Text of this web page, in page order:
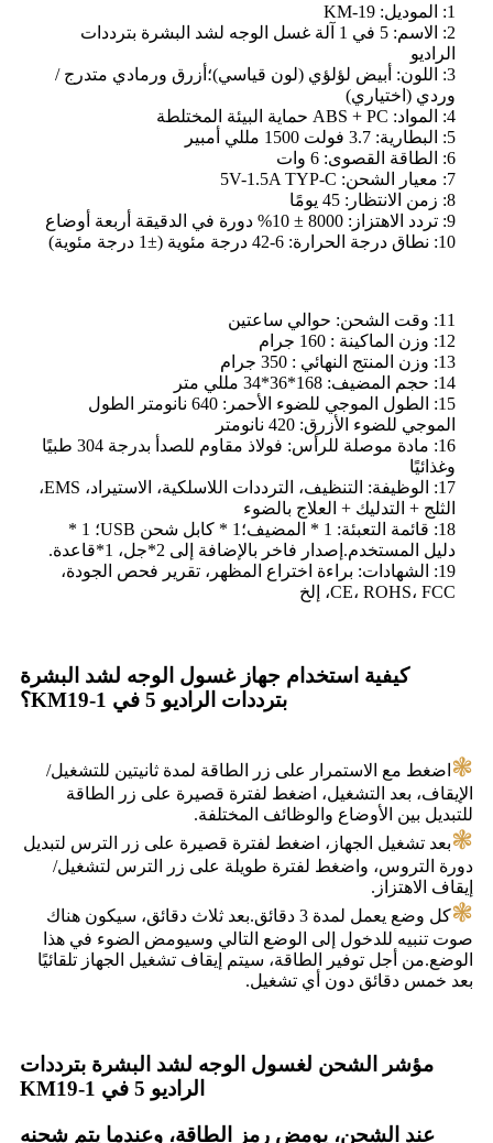
1: الموديل: KM-19
2: الاسم: 5 في 1 آلة غسل الوجه لشد البشرة بترددات
الراديو
3: اللون: أبيض لؤلؤي (لون قياسي)؛أزرق ورمادي متدرج /
وردي (اختياري)
4: المواد: ABS + PC حماية البيئة المختلطة
5: البطارية: 3.7 فولت 1500 مللي أمبير
6: الطاقة القصوى: 6 وات
7: معيار الشحن: 5V-1.5A TYP-C
8: زمن الانتظار: 45 يومًا
9: تردد الاهتزاز: 8000 ± 10% دورة في الدقيقة أربعة أوضاع
10: نطاق درجة الحرارة: 6-42 درجة مئوية (±1 درجة مئوية)
11: وقت الشحن: حوالي ساعتين
12: وزن الماكينة : 160 جرام
13: وزن المنتج النهائي : 350 جرام
14: حجم المضيف: 168*36*34 مللي متر
15: الطول الموجي للضوء الأحمر: 640 نانومتر الطول
الموجي للضوء الأزرق: 420 نانومتر
16: مادة موصلة للرأس: فولاذ مقاوم للصدأ بدرجة 304 طبيًا
وغذائيًا
17: الوظيفة: التنظيف، الترددات اللاسلكية، الاستيراد، EMS،
الثلج + التدليك + العلاج بالضوء
18: قائمة التعبئة: 1 * المضيف؛1 * كابل شحن USB؛ 1 *
دليل المستخدم.إصدار فاخر بالإضافة إلى 2*جل، 1*قاعدة.
19: الشهادات: براءة اختراع المظهر، تقرير فحص الجودة،
CE، ROHS، FCC، إلخ
كيفية استخدام جهاز غسول الوجه لشد البشرة
بترددات الراديو 5 في 1-KM19؟
❃ اضغط مع الاستمرار على زر الطاقة لمدة ثانيتين للتشغيل/
الإيقاف، بعد التشغيل، اضغط لفترة قصيرة على زر الطاقة
للتبديل بين الأوضاع والوظائف المختلفة.
❃بعد تشغيل الجهاز، اضغط لفترة قصيرة على زر الترس لتبديل
دورة التروس، واضغط لفترة طويلة على زر الترس لتشغيل/
إيقاف الاهتزاز.
❃
كل وضع يعمل لمدة 3 دقائق.بعد ثلاث دقائق، سيكون هناك
صوت تنبيه للدخول إلى الوضع التالي وسيومض الضوء في هذا
الوضع.من أجل توفير الطاقة، سيتم إيقاف تشغيل الجهاز تلقائيًا
بعد خمس دقائق دون أي تشغيل.
مؤشر الشحن لغسول الوجه لشد البشرة بترددات
الراديو 5 في 1-KM19
عند الشحن، يومض رمز الطاقة، وعندما يتم شحنه